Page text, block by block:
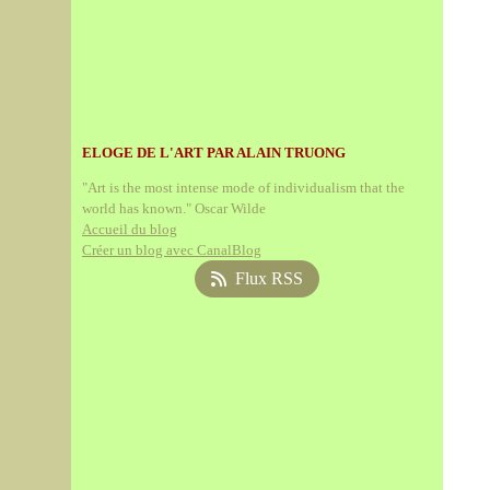
ELOGE DE L'ART PAR ALAIN TRUONG
"Art is the most intense mode of individualism that the
world has known." Oscar Wilde
Accueil du blog
Créer un blog avec CanalBlog
Flux RSS